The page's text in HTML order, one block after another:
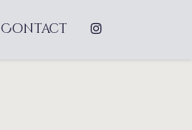
Contact